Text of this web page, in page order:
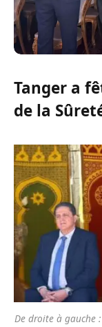
Tanger a
de la
De droite à gauche